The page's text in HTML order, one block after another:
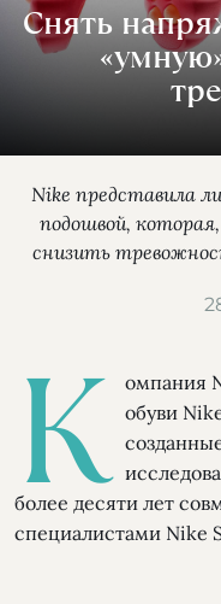
Снять
Nike представила
подошвой,
снизить
К омпания
обуви
более десяти лет
специалистами Nike